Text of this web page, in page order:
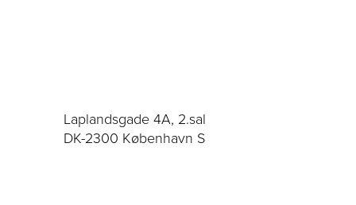
Laplandsgade 4A, 2.sal
DK-2300 København S